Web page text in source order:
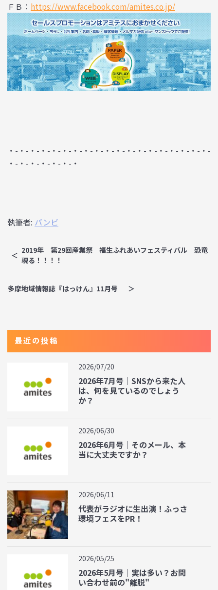
ＦＢ： https://www.facebook.com/amites.co.jp/
・-・-・-・-・-・-・-・-・-・-・-・-・-・-・-・-・-・-・-
・-・-・-・-・-・-・
執筆者: バンビ
2019年 第29回産業祭 福生ふれあいフェスティバル 恐竜
現る！！！！
多摩地域情報誌『はっけん』11月号
最近の投稿
2026/07/20
2026年7月号｜SNSから来た人
は、何を見ているのでしょう
か？
2026/06/30
2026年6月号｜そのメール、本
当に大丈夫ですか？
2026/06/11
代表がラジオに生出演！ふっさ
環境フェスをPR！
2026/05/25
2026年5月号｜実は多い？お問
い合わせ前の"離脱"